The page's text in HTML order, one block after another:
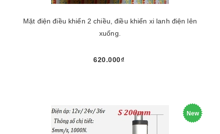
Mặt điện điều khiển 2 chiều, điều khiển xi lanh điện lên
xuống.
620.000₫
New